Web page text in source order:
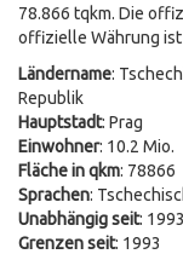
78.866 tqkm. Die
offizielle Währung ist
Ländername:
Republik
Hauptstadt: Prag
Einwohner: 10.2 Mio.
Fläche in qkm: 78866
Sprachen:
Unabhängig seit: 1993
Grenzen seit: 1993